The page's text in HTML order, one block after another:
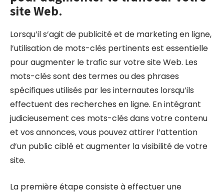
site Web.
Lorsqu’il s’agit de publicité et de marketing en ligne,
l’utilisation de mots-clés pertinents est essentielle
pour augmenter le trafic sur votre site Web. Les
mots-clés sont des termes ou des phrases
spécifiques utilisés par les internautes lorsqu’ils
effectuent des recherches en ligne. En intégrant
judicieusement ces mots-clés dans votre contenu
et vos annonces, vous pouvez attirer l’attention
d’un public ciblé et augmenter la visibilité de votre
site.
La première étape consiste à effectuer une